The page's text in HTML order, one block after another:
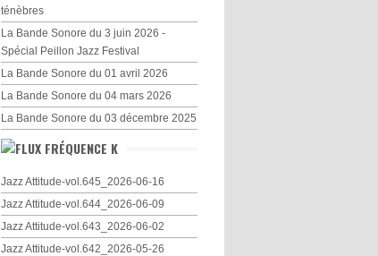
ténèbres
La Bande Sonore du 3 juin 2026 -
Spécial Peillon Jazz Festival
La Bande Sonore du 01 avril 2026
La Bande Sonore du 04 mars 2026
La Bande Sonore du 03 décembre 2025
FRÉQUENCE K
Jazz Attitude-vol.645_2026-06-16
Jazz Attitude-vol.644_2026-06-09
Jazz Attitude-vol.643_2026-06-02
Jazz Attitude-vol.642_2026-05-26